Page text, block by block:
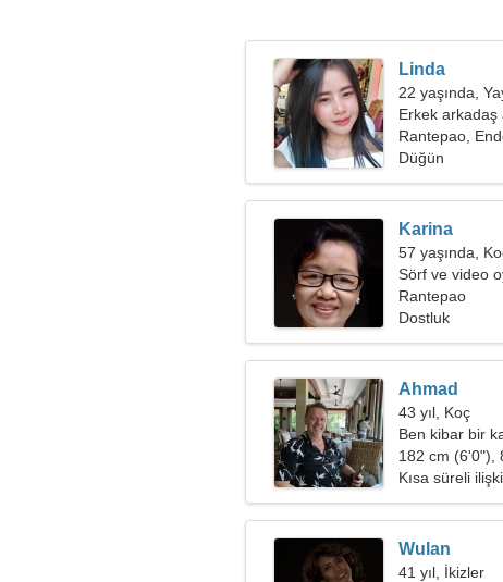
Linda
22 yaşında,
Erkek arkadaş
Rantepao,
Düğün
Karina
57 yaşında,
Sörf ve video
Rantepao
Dostluk
Ahmad
43 yıl, Koç
Ben kibar bir
182 cm (6'0"),
Kısa süreli ilişki
Wulan
41 yıl, İkizler